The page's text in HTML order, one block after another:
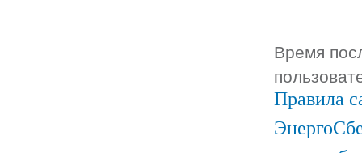
Время
Правила